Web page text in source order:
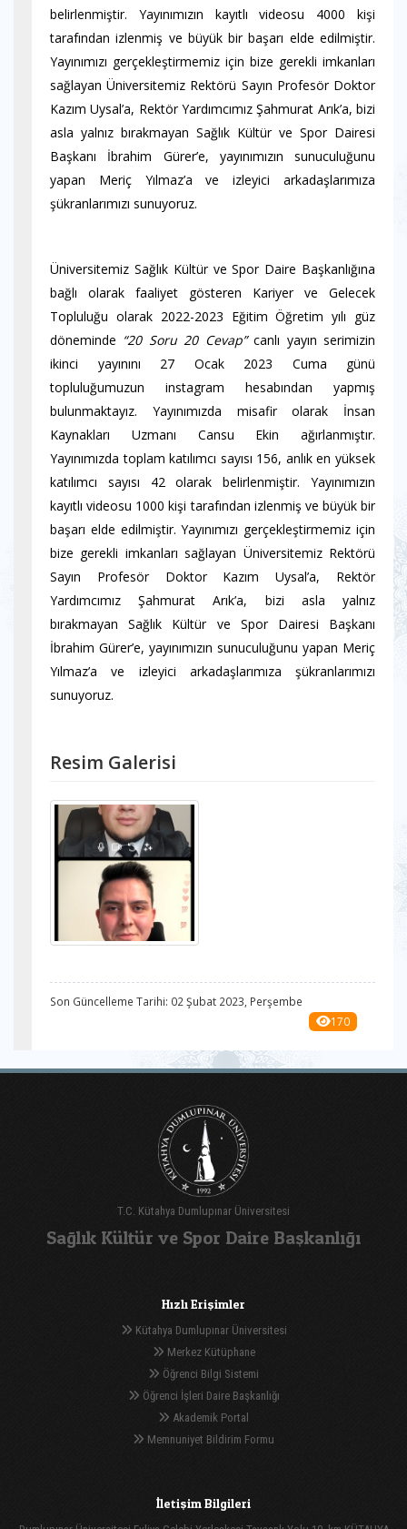
belirlenmiştir. Yayınımızın kayıtlı videosu 4000 kişi
tarafından izlenmiş ve büyük bir başarı elde edilmiştir.
Yayınımızı gerçekleştirmemiz için bize gerekli imkanları
sağlayan Üniversitemiz Rektörü Sayın Profesör Doktor
Kazım Uysal’a, Rektör Yardımcımız Şahmurat Arık’a, bizi
asla yalnız bırakmayan Sağlık Kültür ve Spor Dairesi
Başkanı İbrahim Gürer’e, yayınımızın sunuculuğunu
yapan Meriç Yılmaz’a ve izleyici arkadaşlarımıza
şükranlarımızı sunuyoruz.
Üniversitemiz Sağlık Kültür ve Spor Daire Başkanlığına
bağlı olarak faaliyet gösteren Kariyer ve Gelecek
Topluluğu olarak 2022-2023 Eğitim Öğretim yılı güz
döneminde “20 Soru 20 Cevap”canlı yayın serimizin
ikinci yayınını 27 Ocak 2023 Cuma günü
topluluğumuzun instagram hesabından yapmış
bulunmaktayız. Yayınımızda misafir olarak İnsan
Kaynakları Uzmanı Cansu Ekin ağırlanmıştır.
Yayınımızda toplam katılımcı sayısı 156, anlık en yüksek
katılımcı sayısı 42 olarak belirlenmiştir. Yayınımızın
kayıtlı videosu 1000 kişi tarafından izlenmiş ve büyük bir
başarı elde edilmiştir. Yayınımızı gerçekleştirmemiz için
bize gerekli imkanları sağlayan Üniversitemiz Rektörü
Sayın Profesör Doktor Kazım Uysal’a, Rektör
Yardımcımız Şahmurat Arık’a, bizi asla yalnız
bırakmayan Sağlık Kültür ve Spor Dairesi Başkanı
İbrahim Gürer’e, yayınımızın sunuculuğunu yapan Meriç
Yılmaz’a ve izleyici arkadaşlarımıza şükranlarımızı
sunuyoruz.
Resim Galerisi
Son Güncelleme Tarihi: 02 Şubat 2023, Perşembe
170
T.C. Kütahya Dumlupınar Üniversitesi
Sağlık Kültür ve Spor Daire Başkanlığı
Hızlı Erişimler
Kütahya Dumlupınar Üniversitesi
Merkez Kütüphane
Öğrenci Bilgi Sistemi
Öğrenci İşleri Daire Başkanlığı
Akademik Portal
Memnuniyet Bildirim Formu
İletişim Bilgileri